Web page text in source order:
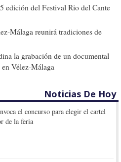
edición del Festival Rio del Cante
Málaga reunirá tradiciones de
la grabación de un documental
Vélez-Málaga
Noticias De Hoy
el concurso para elegir el cartel
de la feria